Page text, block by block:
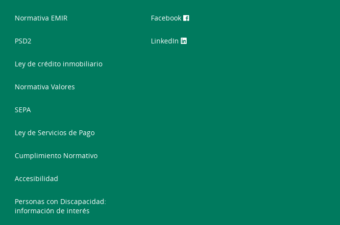
Normativa EMIR
PSD2
Ley de crédito inmobiliario
Normativa Valores
SEPA
Ley de Servicios de Pago
Cumplimiento Normativo
Accesibilidad
Personas con Discapacidad:
información de interés
Facebook
LinkedIn